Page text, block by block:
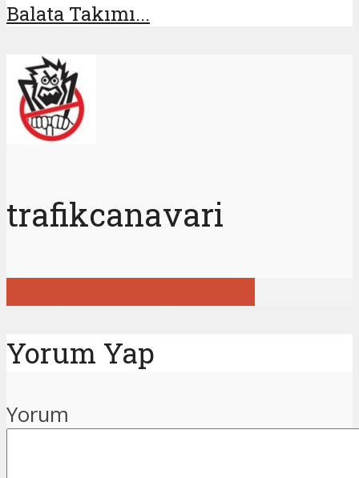
Balata Takımı...
trafikcanavari
Yorum Yap
Yorum